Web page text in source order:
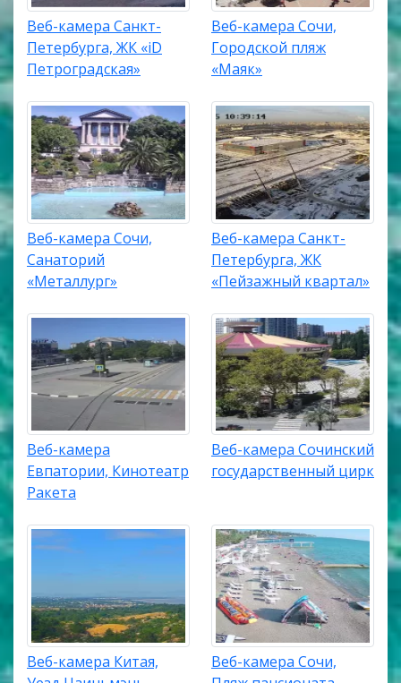
Веб-камера Санкт-
Петербурга, ЖК «iD
Петроградская»
Веб-камера Сочи,
Городской пляж
«Маяк»
Веб-камера Сочи,
Санаторий
«Металлург»
Веб-камера Санкт-
Петербурга, ЖК
«Пейзажный квартал»
Веб-камера
Евпатории, Кинотеатр
Ракета
Веб-камера Сочинский
государственный цирк
Веб-камера Китая,
Веб-камера Сочи,